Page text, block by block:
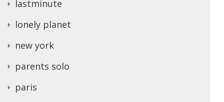
lastminute
lonely planet
new york
parents solo
paris